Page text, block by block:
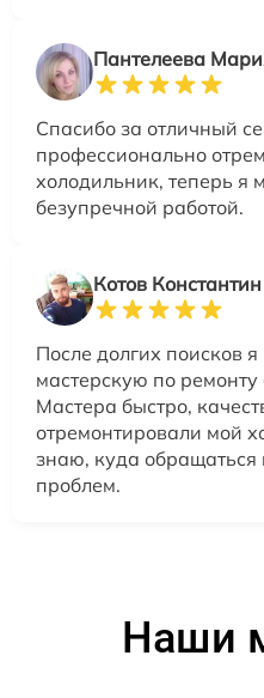
Пантелеева
Спасибо за отличный
профессионально
холодильник, теперь я
безупречной работой.
Котов Константин
После долгих поисков
мастерскую по ремонту
Мастера быстро,
отремонтировали мой
знаю, куда обращаться
проблем.
Наши